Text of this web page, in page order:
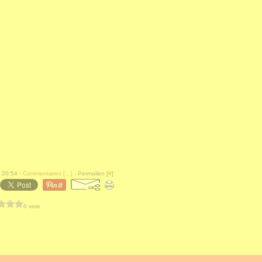
20:54 - Commentaires [… ] - Permalien [#]
0 vote